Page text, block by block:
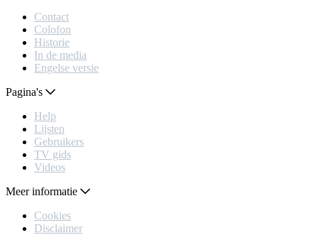
Contact
Colofon
Historie
In de media
Engelse versie
Pagina's
Help
Lijsten
Gebruikers
TV gids
Videos
Meer informatie
Cookies
Disclaimer